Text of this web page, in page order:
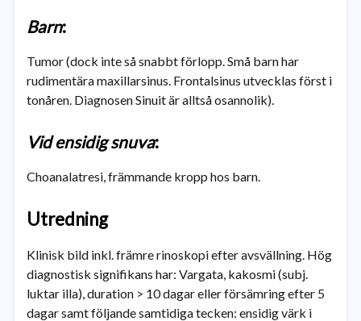
Barn:
Tumor (dock inte så snabbt förlopp. Små barn har
rudimentära maxillarsinus. Frontalsinus utvecklas först i
tonåren. Diagnosen Sinuit är alltså osannolik).
Vid ensidig snuva:
Choanalatresi, främmande kropp hos barn.
Utredning
Klinisk bild inkl. främre rinoskopi efter avsvällning. Hög
diagnostisk signifikans har: Vargata, kakosmi (subj.
luktar illa), duration > 10 dagar eller försämring efter 5
dagar samt följande samtidiga tecken: ensidig värk i